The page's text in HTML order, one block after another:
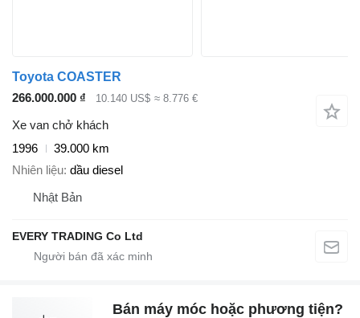
Toyota COASTER
266.000.000 ₫
10.140 US$ ≈ 8.776 €
Xe van chở khách
1996
39.000 km
Nhiên liệu dầu diesel
Nhật Bản
EVERY TRADING Co Ltd
Bán máy móc hoặc phương tiện?